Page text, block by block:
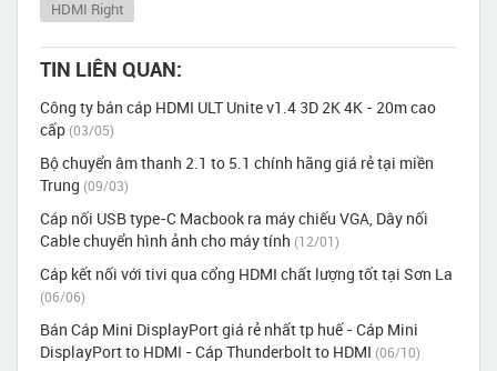
HDMI Right
TIN LIÊN QUAN:
Công ty bán cáp HDMI ULT Unite v1.4 3D 2K 4K - 20m cao
cấp (03/05)
Bộ chuyển âm thanh 2.1 to 5.1 chính hãng giá rẻ tại miền
Trung (09/03)
Cáp nối USB type-C Macbook ra máy chiếu VGA, Dây nối
Cable chuyển hình ảnh cho máy tính (12/01)
Cáp kết nối với tivi qua cổng HDMI chất lượng tốt tại Sơn La
(06/06)
Bán Cáp Mini DisplayPort giá rẻ nhất tp huế - Cáp Mini
DisplayPort to HDMI - Cáp Thunderbolt to HDMI (06/10)